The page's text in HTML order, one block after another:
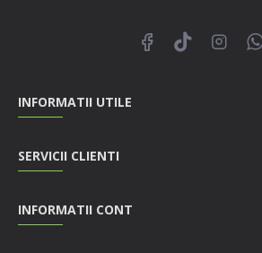
INFORMATII UTILE
SERVICII CLIENTI
INFORMATII CONT